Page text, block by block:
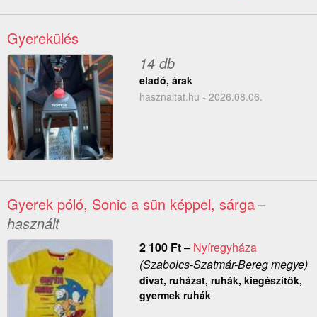
Gyerekülés
14 db
eladó, árak
hasznaltat.hu - 2026.08.06.
Gyerek póló, Sonic a sün képpel, sárga–
használt
2 100 Ft– Nyíregyháza
(Szabolcs-Szatmár-Bereg megye)
divat, ruházat, ruhák, kiegészítők,
gyermek ruhák